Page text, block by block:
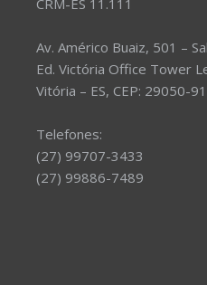
CRM-ES 11.111
Av. Américo Buaiz, 501 –
Ed. Victória Office Tower
Vitória – ES, CEP: 29050-
Telefones:
(27) 99707-3433
(27) 99886-7489